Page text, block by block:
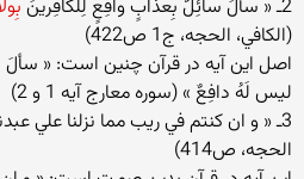
2ـ « سأل‌َ سائِل‌ٌ بِعذَاب‌ٍ واقِع‌ٍ لِلكَافِرين‌َ
(الكافي‌، الحجه‌، ج‌1 ص‌422)
اصل‌ اين‌ آيه‌ در قرآن‌ چنين‌ است‌: « سأل‌َ
ليس‌ لَه‌ُ دافِع‌ٌ » (سوره‌ معارج‌ آيه‌ 1 و 2)
3ـ « و ان‌ كنتم‌ في‌ ريب‌ مما نزلنا علي‌ عبدنا
الحجه‌، ص‌414)